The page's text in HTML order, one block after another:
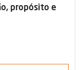
propósito e